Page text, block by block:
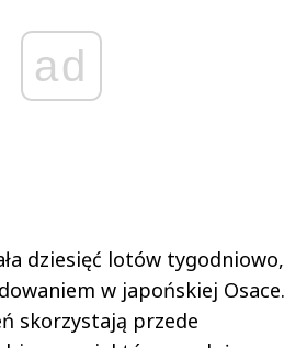
ad
dziesięć lotów tygodniowo,
w japońskiej Osace.
skorzystają przede